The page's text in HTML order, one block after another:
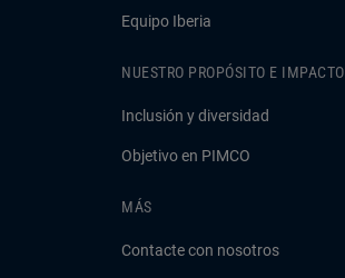
Equipo Iberia
NUESTRO PROPÓSITO E IMPACTO
Inclusión y diversidad
Objetivo en PIMCO
MÁS
Contacte con nosotros